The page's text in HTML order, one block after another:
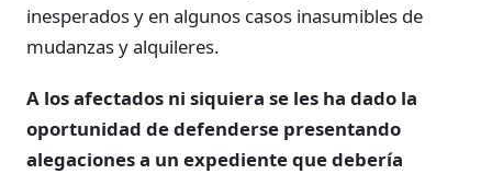
inesperados y en algunos casos inasumibles de
mudanzas y alquileres.
A los afectados ni siquiera se les ha dado la
oportunidad de defenderse presentando
alegaciones a un expediente que debería